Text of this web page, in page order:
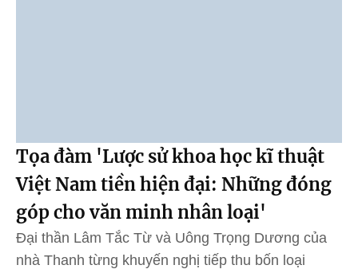
Tọa đàm 'Lược sử khoa học kĩ thuật
Việt Nam tiền hiện đại: Những đóng
góp cho văn minh nhân loại'
Đại thần Lâm Tắc Từ và Uông Trọng Dương của
nhà Thanh từng khuyến nghị tiếp thu bốn loại